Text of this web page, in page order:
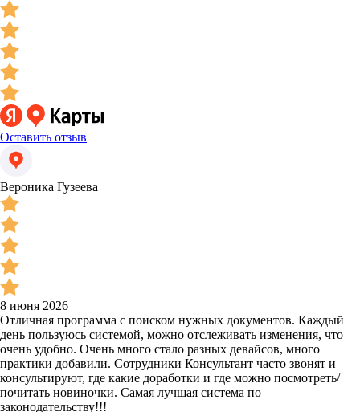
Оставить отзыв
Вероника Гузеева
8 июня 2026
Отличная программа с поиском нужных документов. Каждый
день пользуюсь системой, можно отслеживать изменения, что
очень удобно. Очень много стало разных девайсов, много
практики добавили. Сотрудники Консультант часто звонят и
консультируют, где какие доработки и где можно посмотреть/
почитать новиночки. Самая лучшая система по
законодательству!!!